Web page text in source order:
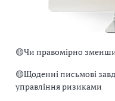
🟡Чи правомірно
🟡Щоденні письмові
управління ризиками